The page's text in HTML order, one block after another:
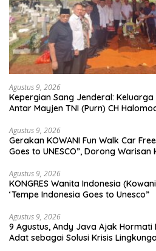
Agustus 9, 2026
Kepergian Sang Jenderal:
Antar Mayjen TNI (Purn) CH
Agustus 9, 2026
Gerakan KOWANI Fun Walk Car
Goes to UNESCO”, Dorong
Agustus 9, 2026
KONGRES Wanita Indonesia
‘Tempe Indonesia Goes to Unesco”
Agustus 9, 2026
9 Agustus, Andy Java Ajak
Adat sebagai Solusi Krisis